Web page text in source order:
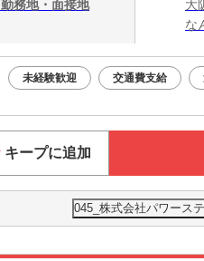
勤務地・面接地
大
な
未経験歓迎 交通費支給
キープに追加
045_株式会社パワース